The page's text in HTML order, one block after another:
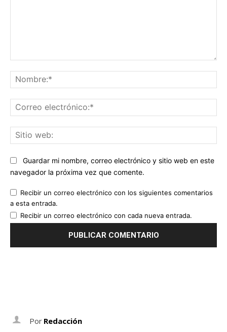
Guardar mi nombre, correo electrónico y sitio web en este
navegador la próxima vez que comente.
Recibir un correo electrónico con los siguientes comentarios
a esta entrada.
Recibir un correo electrónico con cada nueva entrada.
Por Redacción